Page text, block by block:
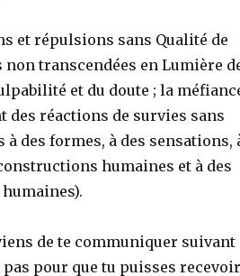
et répulsions sans Qualité de
transcendées en Lumière
et du doute ; la
des réactions de survies sans
à des formes, à des sensations,
humaines et à des
de te communiquer suivant
pour que tu puisses recevoir